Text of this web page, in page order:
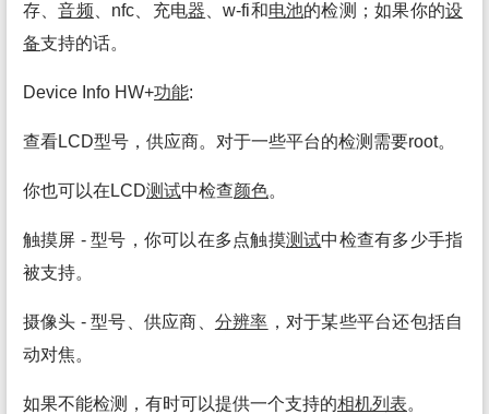
存、音频 、nfc、充电器 、w-fi和电池的检测；如果你的设
备支持的话。
Device Info HW+功能:
查看LCD型号，供应商。对于一些平台的检测需要root。
你也可以在LCD测试中检查颜色。
触摸屏 - 型号，你可以在多点触摸测试中检查有多少手指
被支持。
摄像头 - 型号、供应商、 分辨率 ，对于某些平台还包括自
动对焦。
如果不能检测，有时可以提供一个支持的相机列表。